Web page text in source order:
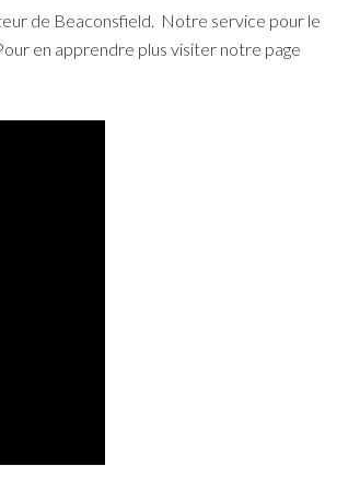
de Beaconsfield. Notre service pour le
en apprendre plus visiter notre page